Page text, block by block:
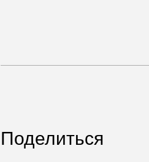
Поделиться